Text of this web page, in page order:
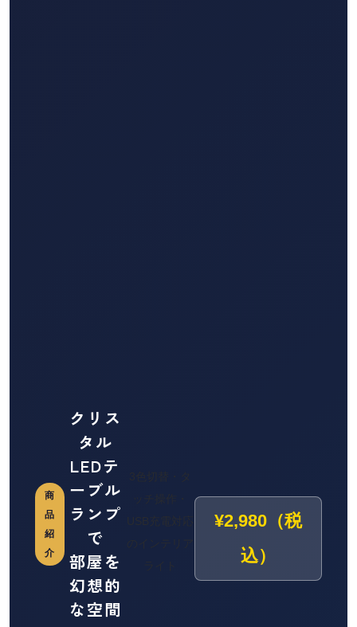
商
品
紹
介
クリス
タル
LEDテ
ーブル
ランプ
で
部屋を
幻想的
な空間
¥2,980（税
込）